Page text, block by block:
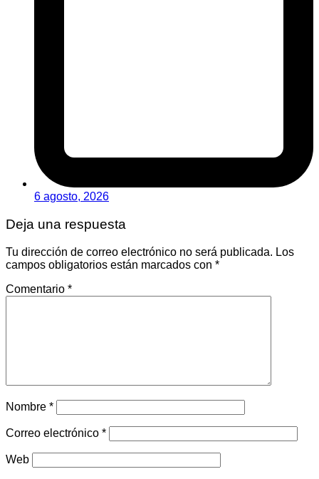
6 agosto, 2026
Deja una respuesta
Tu dirección de correo electrónico no será publicada. Los
campos obligatorios están marcados con *
Comentario *
Nombre *
Correo electrónico *
Web